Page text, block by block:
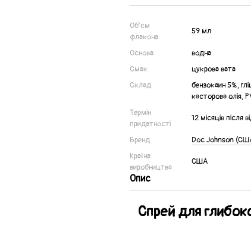
Об'єм
флакона
59 мл
Основа
водна
Смак
цукрова вата
Склад
бензокаин 5%,
касторова олія,
Термін
придатності
12 місяців після
Бренд
Doc Johnson
Країна
виробництва
США
Опис
Спрей для